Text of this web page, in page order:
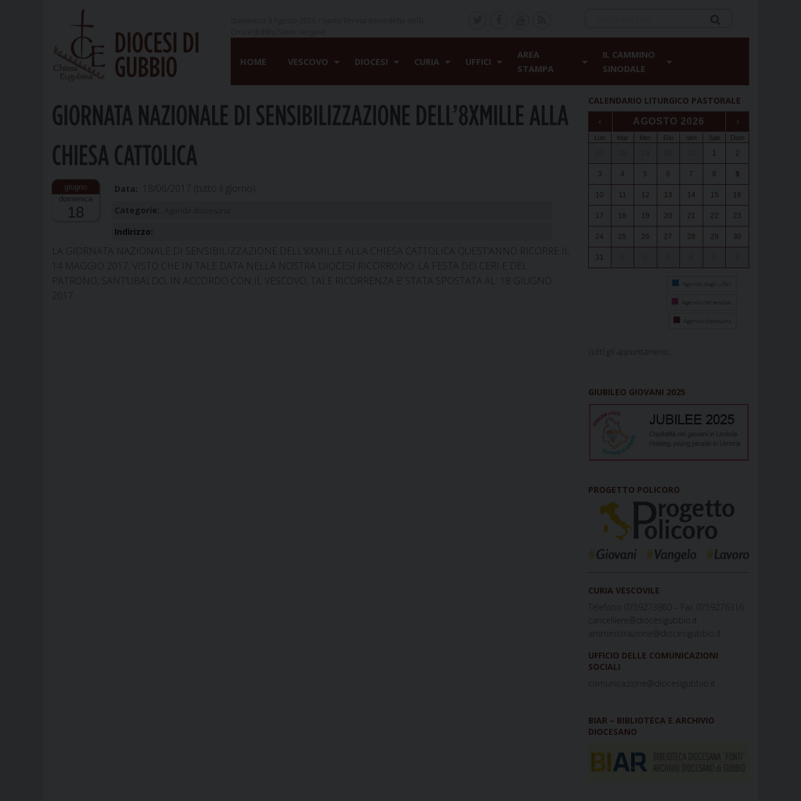
DIOCESI DI
GUBBIO
HOME VESCOVO DIOCESI CURIA UFFICI
AREA
STAMPA
IL CAMMINO
SINODALE
GIORNATA NAZIONALE DI SENSIBILIZZAZIONE DELL’8XMILLE ALLA
CHIESA CATTOLICA
domenica
18
Data: 18/06/2017 (tutto il giorno)
Categorie:
Indirizzo:
LA GIORNATA NAZIONALE DI SENSIBILIZZAZIONE DELL’8XMILLE ALLA CHIESA CATTOLICA QUEST’ANNO RICORRE IL
14 MAGGIO 2017, VISTO CHE IN TALE DATA NELLA NOSTRA DIOCESI RICORRONO: LA FESTA DEI CERI E DEL
PATRONO, SANT’UBALDO, IN ACCORDO CON IL VESCOVO, TALE RICORRENZA E’ STATA SPOSTATA AL: 18 GIUGNO
2017
CALENDARIO LITURGICO PASTORALE
‹ AGOSTO 2026 ›
Lun Mar Mer Gio Ven Sab Dom
1 2
3 4 5 6 7 8 9
10 11 12 13 14 15 16
17 18 19 20 21 22 23
24 25 26 27 28 29 30
31
Agenda degli uffici
Agenda del vescovo
Agenda diocesana
tutti gli appuntamenti...
GIUBILEO GIOVANI 2025
PROGETTO POLICORO
CURIA VESCOVILE
Telefono 0759273980 – Fax 0759276316
cancelliere@diocesigubbio.it
amministrazione@diocesigubbio.it
UFFICIO DELLE COMUNICAZIONI
SOCIALI
comunicazione@diocesigubbio.it
BIAR – BIBLIOTECA E ARCHIVIO
DIOCESANO